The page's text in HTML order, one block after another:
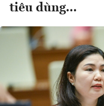
tiêu dùng…